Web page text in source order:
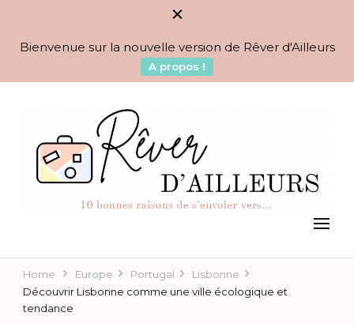
Bienvenue sur la nouvelle version de Rêver d'Ailleurs
A propos !
Rêver d'Ailleurs – 10
raisons de s'envoler vers…
BLOG VOYAGES DEPUIS 2010
Home Europe Portugal
Lisbonne
Découvrir Lisbonne comme une ville écologique et
tendance